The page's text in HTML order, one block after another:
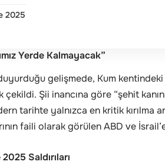
2025
Yerde Kalmayacak”
gelişmede, Kum
Şii inancına göre “şehit
tarihte yalnızca en kritik kırılma
faili olarak görülen ABD ve
Saldırıları